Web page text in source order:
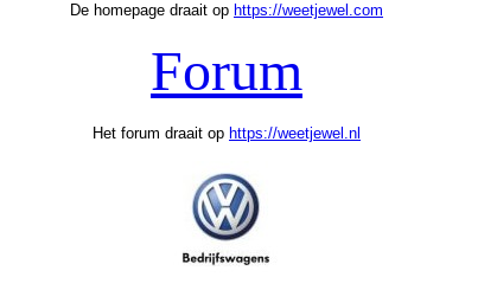
De homepage draait op https://weetjewel.com
Forum
Het forum draait op https://weetjewel.nl